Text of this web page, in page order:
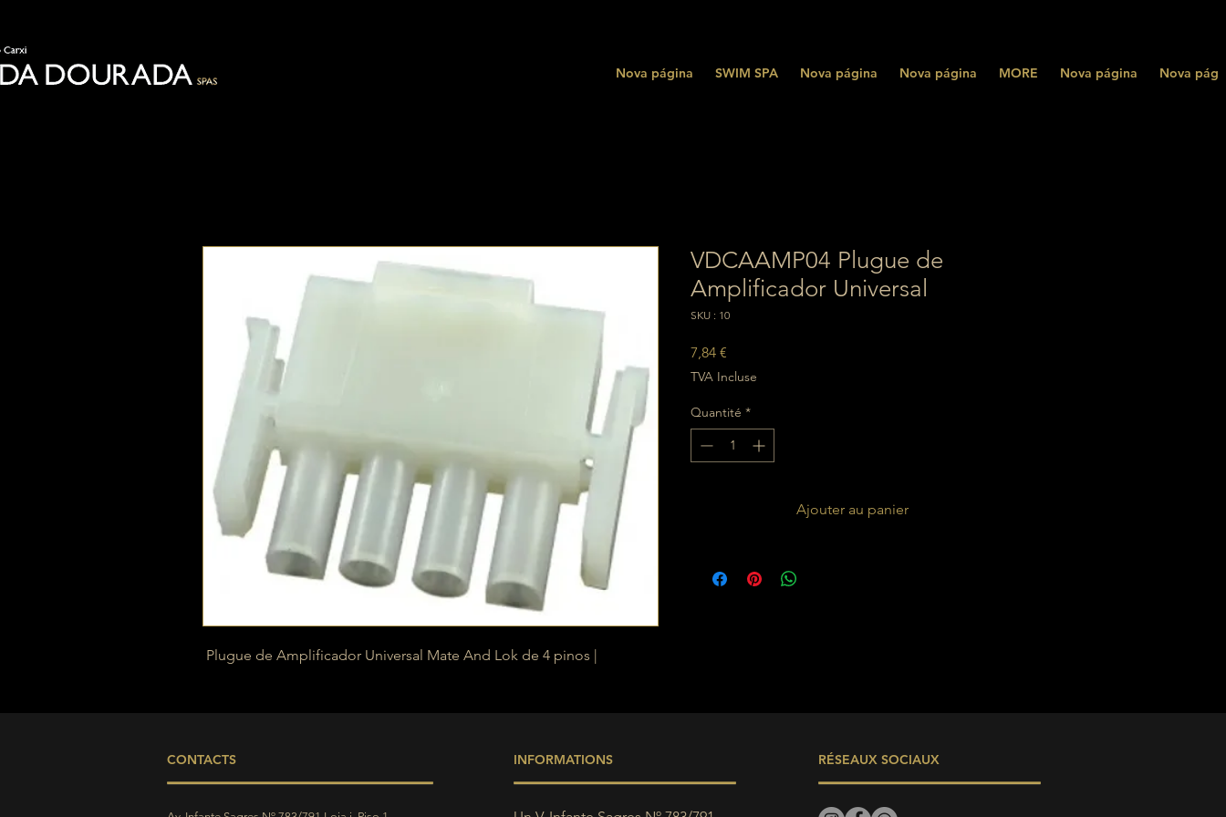
Nova página SWIM SPA Nova página Nova página MORE Nova página Nova
Plugue de Amplificador Universal Mate And Lok de 4 pinos |
VDCAAMP04 Plugue de
Amplificador Universal
SKU : 10
7,84 €
TVA Incluse
Quantité *
Ajouter au panier
CONTACTS INFORMATIONS RÉSEAUX SOCIAUX